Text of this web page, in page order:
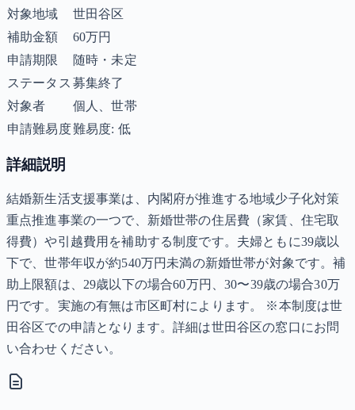
対象地域
世田谷区
補助金額
60万円
申請期限
随時・未定
ステータス 募集終了
対象者
個人、世帯
申請難易度難易度: 低
詳細説明
結婚新生活支援事業は、内閣府が推進する地域少子化対策
重点推進事業の一つで、新婚世帯の住居費（家賃、住宅取
得費）や引越費用を補助する制度です。夫婦ともに39歳以
下で、世帯年収が約540万円未満の新婚世帯が対象です。補
助上限額は、29歳以下の場合60万円、30〜39歳の場合30万
円です。実施の有無は市区町村によります。 ※本制度は世
田谷区での申請となります。詳細は世田谷区の窓口にお問
い合わせください。